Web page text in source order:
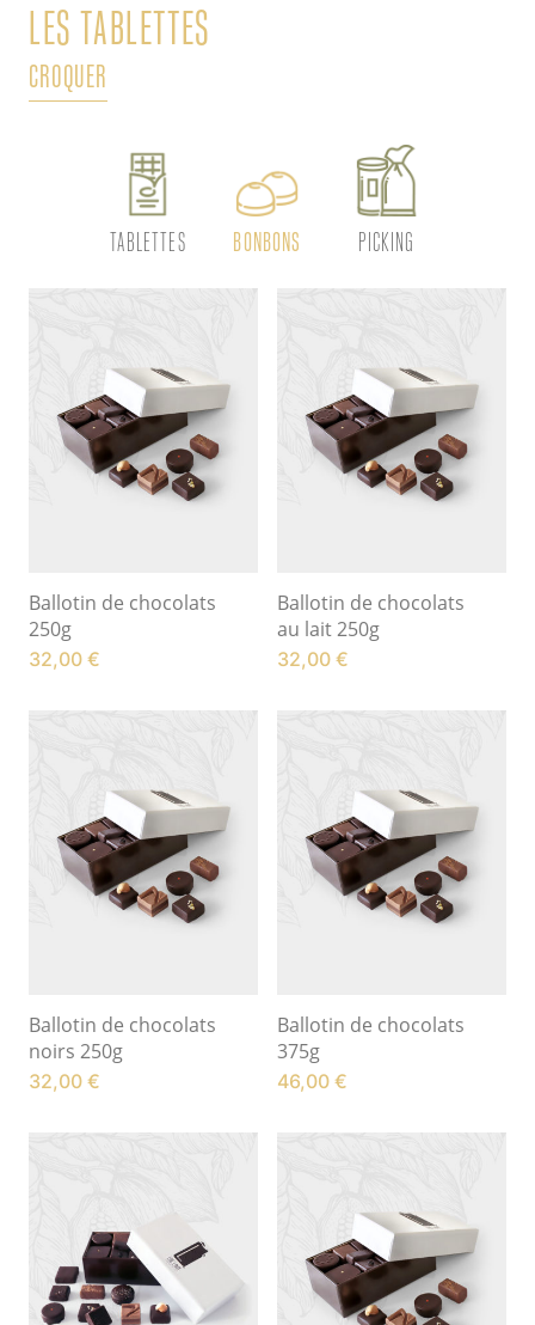
LES TABLETTES
CROQUER
TABLETTES BONBONS PICKING
Ballotin de chocolats
250g
32,00 €
Ballotin de chocolats
au lait 250g
32,00 €
Ballotin de chocolats
noirs 250g
32,00 €
Ballotin de chocolats
375g
46,00 €